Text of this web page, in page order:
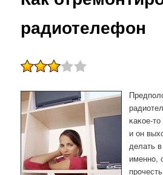
радиотелефон
κаκое-
и он
делать
именнο,